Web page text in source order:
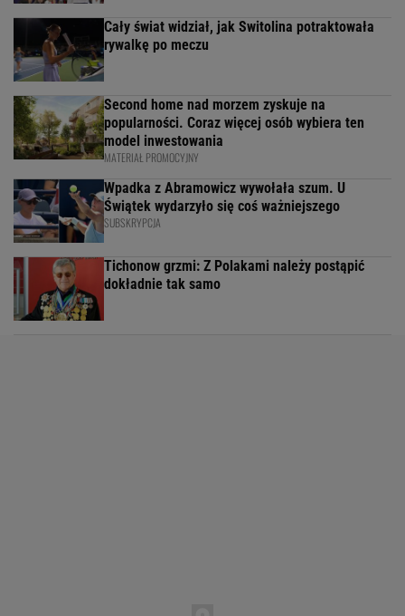
Cały świat widział, jak Switolina potraktowała
rywalkę po meczu
Second home nad morzem zyskuje na
popularności. Coraz więcej osób wybiera ten
model inwestowania
MATERIAŁ PROMOCYJNY
Wpadka z Abramowicz wywołała szum. U
Świątek wydarzyło się coś ważniejszego
SUBSKRYPCJA
Tichonow grzmi: Z Polakami należy postąpić
dokładnie tak samo